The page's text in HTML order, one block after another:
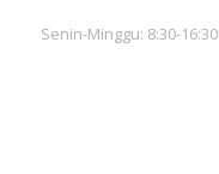
Senin-Minggu: 8:30-16:30